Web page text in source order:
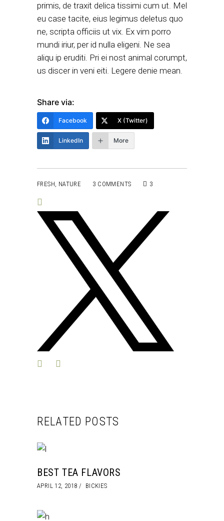
primis, de traxit delica tissimi cum ut. Mel
eu case tacite, eius legimus deletus quo
ne, scripta officiis ut vix. Ex vim porro
mundi iriur, per id nulla eligeni. Ne sea
aliqu ip eruditi. Pri ei nost animal corumpt,
us discer in veni eiti. Legere denie mean.
Share via:
Facebook X (Twitter)
LinkedIn More
FRESH NATURE 3 COMMENTS 3
RELATED POSTS
BEST TEA FLAVORS
APRIL 12, 2018 BICKIES